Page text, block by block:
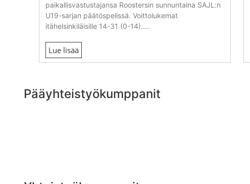
paikallisvastustajansa Roostersin sunnuntaina SAJL:n
U19-sarjan päätöspelissä. Voittolukemat
itähelsinkiläisille 14-31 (0-14)....
Lue lisää
Pääyhteistyökumppanit